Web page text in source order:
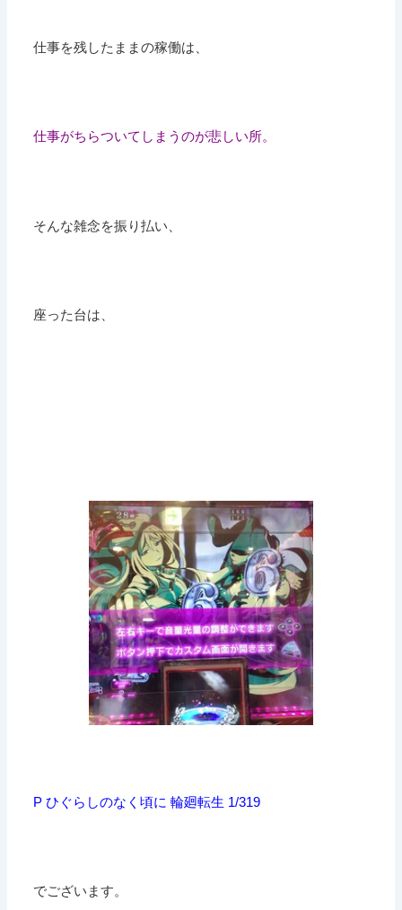
仕事を残したままの稼働は、
仕事がちらついてしまうのが悲しい所。
そんな雑念を振り払い、
座った台は、
P ひぐらしのなく頃に 輪廻転生 1/319
でございます。